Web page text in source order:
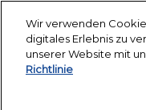
zum
Inhalt
Wir verwenden
digitales Erlebnis zu
unserer Website mit
Richtlinie